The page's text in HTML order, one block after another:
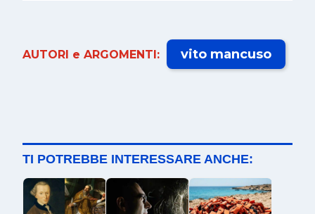
AUTORI e ARGOMENTI: vito mancuso
TI POTREBBE INTERESSARE ANCHE: